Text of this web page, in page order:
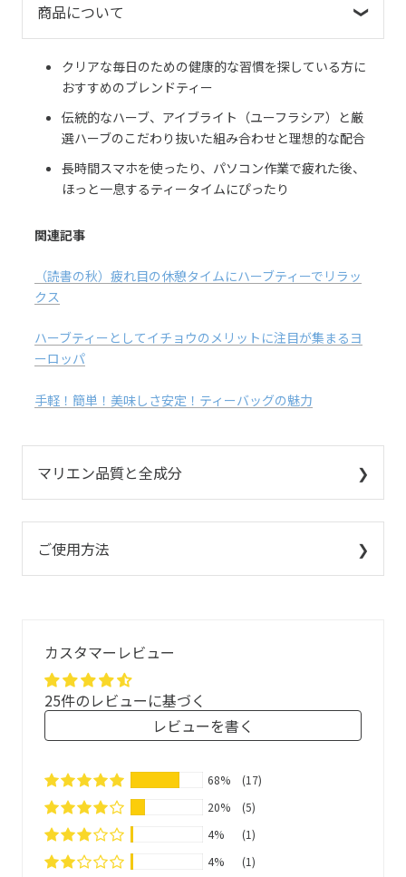
商品について
クリアな毎日のための健康的な習慣を探している方に
おすすめのブレンドティー
伝統的なハーブ、アイブライト（ユーフラシア）と厳
選ハーブのこだわり抜いた組み合わせと理想的な配合
長時間スマホを使ったり、パソコン作業で疲れた後、
ほっと一息するティータイムにぴったり
関連記事
（読書の秋）疲れ目の休憩タイムにハーブティーでリラッ
クス
ハーブティーとしてイチョウのメリットに注目が集まるヨ
ーロッパ
手軽！簡単！美味しさ安定！ティーバッグの魅力
マリエン品質と全成分
アイブライト
(ユーフラシア)
ハーブブレンドティー
1858年創業、ドイツ薬局のレシピをもとに、ドイツ国家資
格であるPTA(薬学技術アシスタント)と自然療法師が開発、
食品として販売しています。
無酸素、かつ窒素で満たされた環境で紫外線をカットする
ご使用方法
1 ティーバッグ
約95℃のお湯
カスタマーレビュー
25件のレビューに基づく
レビューを書く
68%
(17)
20%
(5)
4%
(1)
4%
(1)